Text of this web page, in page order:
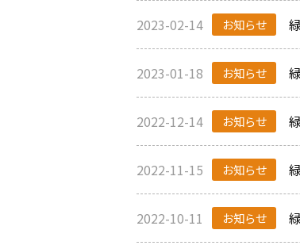
2023-02-14 お知らせ
2023-01-18 お知らせ
2022-12-14 お知らせ
2022-11-15 お知らせ
2022-10-11 お知らせ